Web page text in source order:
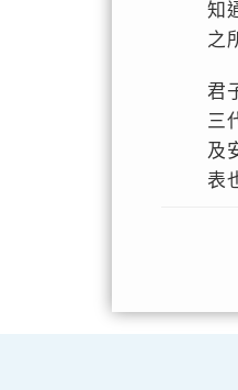
知
之
君
三
及
表